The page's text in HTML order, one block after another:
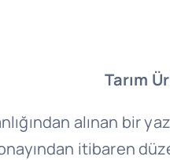
Tarım
alınan bir
onayından itibaren